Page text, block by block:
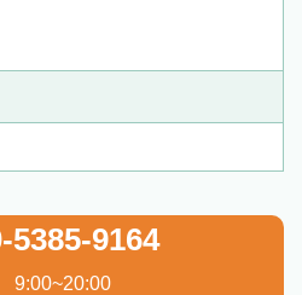
5385-9164
9:00~20:00